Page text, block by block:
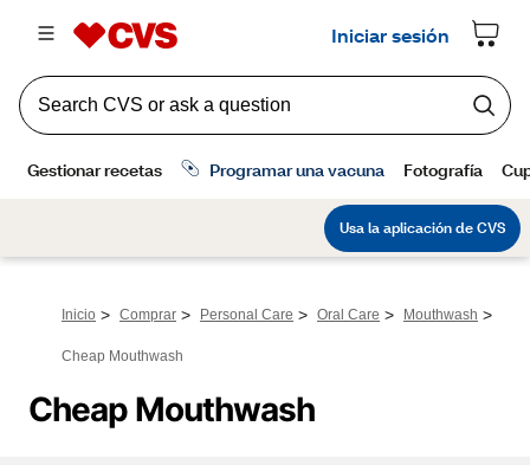
Inicio > Comprar > Personal Care > Oral Care > Mouthwash >
Cheap Mouthwash
Cheap Mouthwash